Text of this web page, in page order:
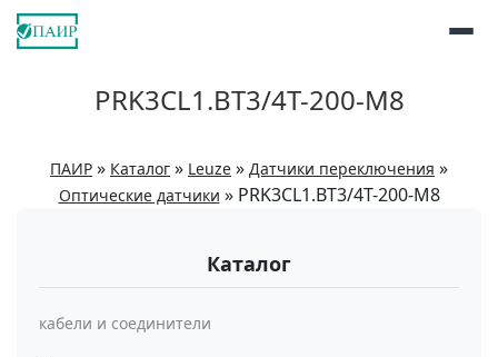
PRK3CL1.BT3/4T-200-M8
ПАИР » Каталог » Leuze » Датчики переключения »
Оптические датчики » PRK3CL1.BT3/4T-200-M8
Каталог
кабели и соединители